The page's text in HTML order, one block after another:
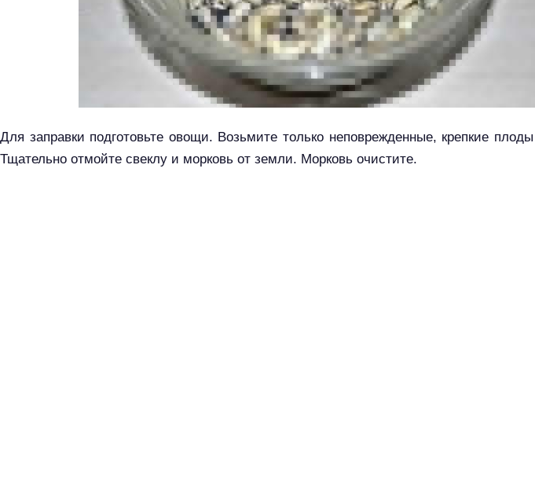
Для заправки подготовьте овощи. Возьмите только неповрежденные, крепкие
Тщательно отмойте свеклу и морковь от земли. Морковь очистите.